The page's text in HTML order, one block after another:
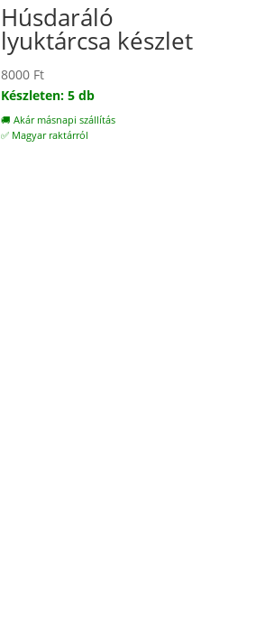
Húsdaráló
lyuktárcsa készlet
8000 Ft
Készleten: 5 db
🚚 Akár másnapi szállítás
✅ Magyar raktárról